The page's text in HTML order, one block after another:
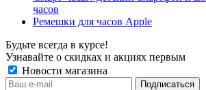
часов
Ремешки для часов Apple
Будьте всегда в курсе!
Узнавайте о скидках и акциях первым
Новости магазина